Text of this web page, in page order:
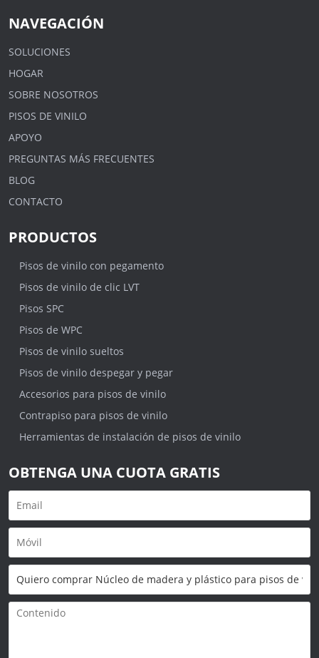
NAVEGACIÓN
SOLUCIONES
HOGAR
SOBRE NOSOTROS
PISOS DE VINILO
APOYO
PREGUNTAS MÁS FRECUENTES
BLOG
CONTACTO
PRODUCTOS
Pisos de vinilo con pegamento
Pisos de vinilo de clic LVT
Pisos SPC
Pisos de WPC
Pisos de vinilo sueltos
Pisos de vinilo despegar y pegar
Accesorios para pisos de vinilo
Contrapiso para pisos de vinilo
Herramientas de instalación de pisos de vinilo
OBTENGA UNA CUOTA GRATIS